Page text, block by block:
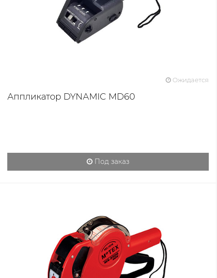
Ожидается
Аппликатор DYNAMIC MD60
Под заказ